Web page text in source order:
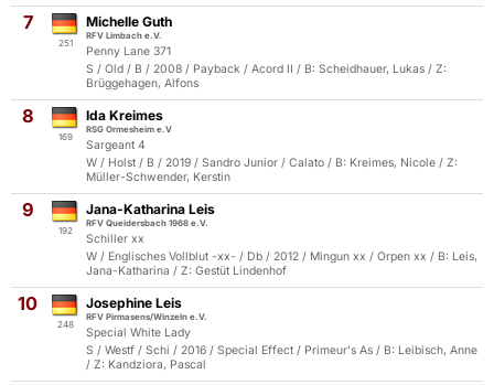
7
251
Michelle Guth
RFV Limbach e.V.
Penny Lane 371
S / Old / B / 2008 / Payback / Acord II / B: Scheidhauer, Lukas / Z:
Brüggehagen, Alfons
8
169
Ida Kreimes
RSG Ormesheim e.V
Sargeant 4
W / Holst / B / 2019 / Sandro Junior / Calato / B: Kreimes, Nicole / Z:
Müller-Schwender, Kerstin
9
192
Jana-Katharina Leis
RFV Queidersbach 1968 e.V.
Schiller xx
W / Englisches Vollblut -xx- / Db / 2012 / Mingun xx / Orpen xx / B: Leis,
Jana-Katharina / Z: Gestüt Lindenhof
10
248
Josephine Leis
RFV Pirmasens/Winzeln e.V.
Special White Lady
S / Westf / Schi / 2016 / Special Effect / Primeur's As / B: Leibisch, Anne
/ Z: Kandziora, Pascal